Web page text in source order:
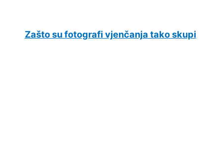
Zašto su fotografi vjenčanja tako skupi